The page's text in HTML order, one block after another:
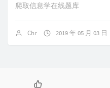
爬取信息学在线题库
Chr 2019 年 05 月 03 日